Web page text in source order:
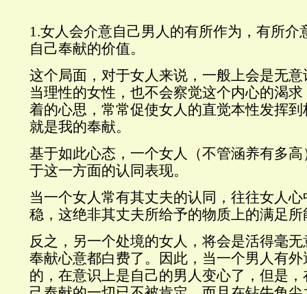
1.女人会介意自己男人的有所作为，有所介
自己奉献的价值。
这个局面，对于女人来说，一般上会是无
当理性的女性，也不会察觉这个内心的渴
着的心思，常常促使女人的直觉本性发挥
就是我的奉献。
基于如此心态，一个女人（不管涵养有多
于这一方面的认同表现。
当一个女人常有其丈夫的认同，往往女人
稳，这绝非其丈夫所给予的物质上的满足
反之，另一个处境的女人，将会是活得毫
奉献心意都白费了。因此，当一个男人有
的，在意识上是自己的男人变心了，但是